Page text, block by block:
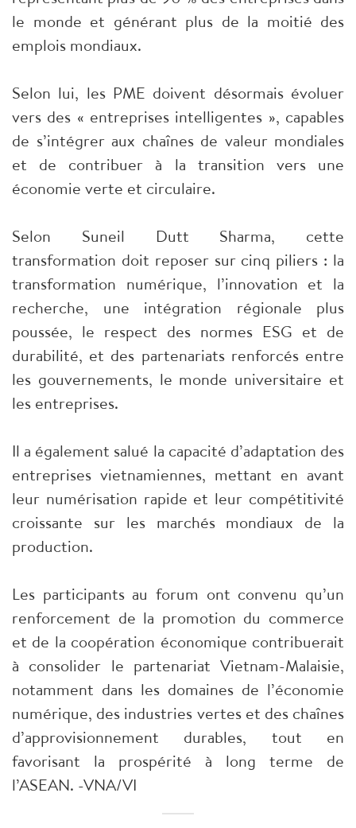
le monde et générant plus de la moitié des
emplois mondiaux.
Selon lui, les PME doivent désormais évoluer
vers des « entreprises intelligentes », capables
de s’intégrer aux chaînes de valeur mondiales
et de contribuer à la transition vers une
économie verte et circulaire.
Selon Suneil Dutt Sharma, cette
transformation doit reposer sur cinq piliers : la
transformation numérique, l’innovation et la
recherche, une intégration régionale plus
poussée, le respect des normes ESG et de
durabilité, et des partenariats renforcés entre
les gouvernements, le monde universitaire et
les entreprises.
Il a également salué la capacité d’adaptation des
entreprises vietnamiennes, mettant en avant
leur numérisation rapide et leur compétitivité
croissante sur les marchés mondiaux de la
production.
Les participants au forum ont convenu qu’un
renforcement de la promotion du commerce
et de la coopération économique contribuerait
à consolider le partenariat Vietnam-Malaisie,
notamment dans les domaines de l’économie
numérique, des industries vertes et des chaînes
d’approvisionnement durables, tout en
favorisant la prospérité à long terme de
l’ASEAN. -VNA/VI